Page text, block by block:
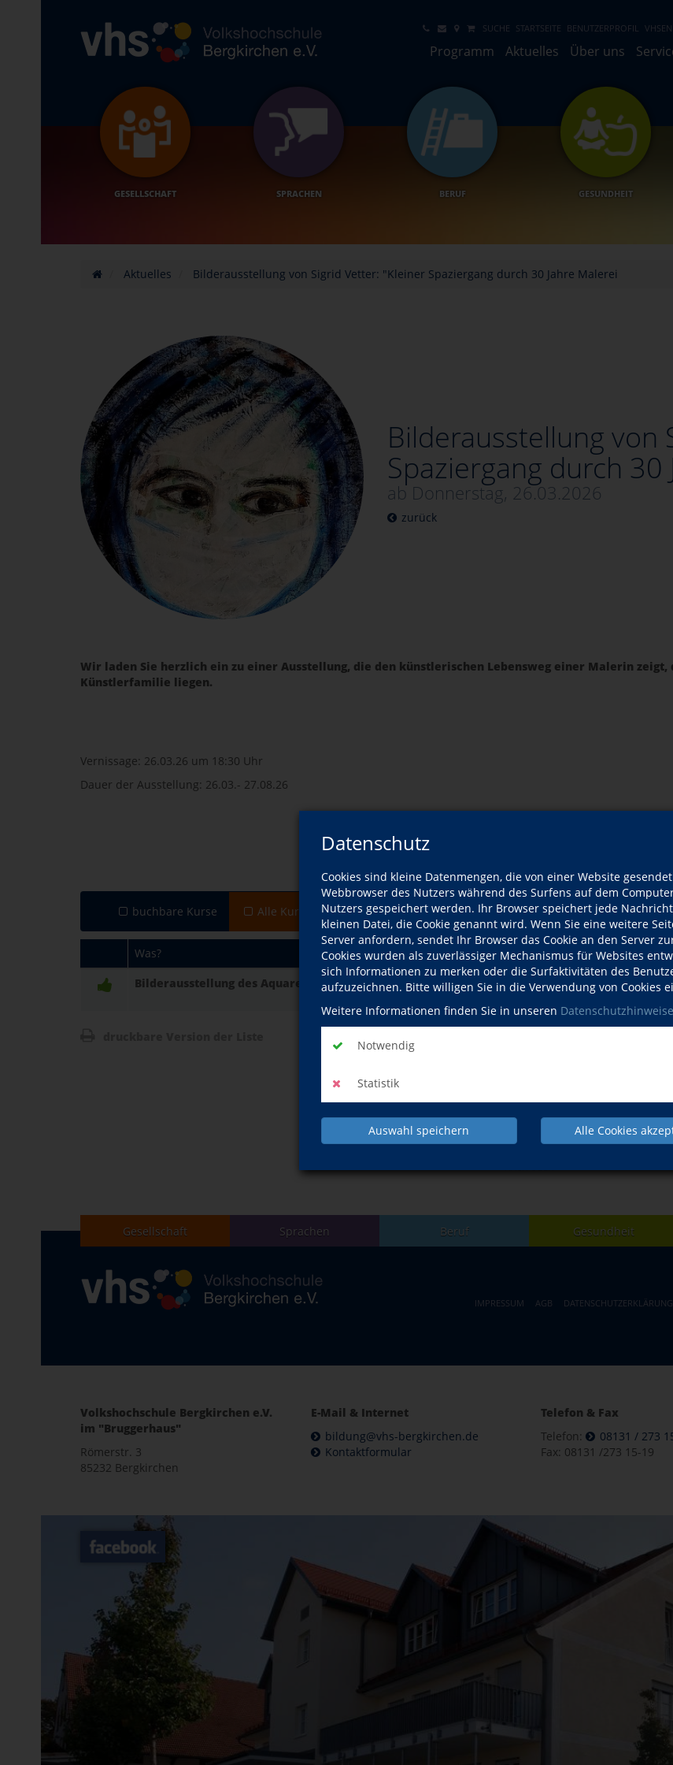
Datenschutz
Cookies sind kleine Datenmengen, die von einer Website
Webbrowser des Nutzers während des Surfens auf dem
Nutzers gespeichert werden. Ihr Browser speichert jede
kleinen Datei, die Cookie genannt wird. Wenn Sie eine weitere
Server anfordern, sendet Ihr Browser das Cookie an den Server
Cookies wurden als zuverlässiger Mechanismus für Websites
sich Informationen zu merken oder die Surfaktivitäten des
aufzuzeichnen. Bitte willigen Sie in die Verwendung von Cookies
Weitere Informationen finden Sie in unseren
Notwendig
Statistik
Auswahl speichern Alle Cookies
SUCHE STARTSEITE BENUTZERPROFIL
Programm Aktuelles Über uns
GESELLSCHAFT SPRACHEN BERUF GESUNDHEIT
Aktuelles Bilderausstellung von Sigrid Vetter: "Kleiner Spaziergang durch 30 Jahre Malerei
Bilderausstellung von
Spaziergang durch 30
ab Donnerstag, 26.03.2026
zurück
Wir laden Sie herzlich ein zu einer Ausstellung, die den künstlerischen Lebensweg einer Malerin
Künstlerfamilie liegen.
Vernissage: 26.03.26 um 18:30 Uhr
Dauer der Ausstellung: 26.03.- 27.08.26
buchbare Kurse Alle Kurse Dachau-Land Zeiten Orte
Was?
Bilderausstellung des Aquarellmalkurses der vhs Bergkirchen
NACH OBEN
Gesellschaft Sprachen Beruf Gesundheit
IMPRESSUM AGB DATENSCHUTZERKLÄRUNG
Volkshochschule Bergkirchen e.V.
im "Bruggerhaus"
Römerstr. 3
85232 Bergkirchen
E-Mail & Internet
bildung@vhs-bergkirchen.de
Kontaktformular
Telefon & Fax
Telefon:
08131 / 273
Fax: 08131 /273 15-19